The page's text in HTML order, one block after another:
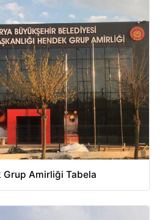
Grup Amirliği Tabela